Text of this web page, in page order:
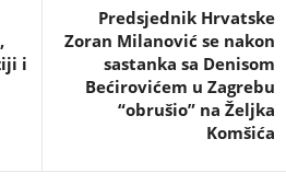
i
Predsjednik Hrvatske
Zoran Milanović se nakon
sastanka sa Denisom
Bećirovićem u Zagrebu
“obrušio” na Željka
Komšića